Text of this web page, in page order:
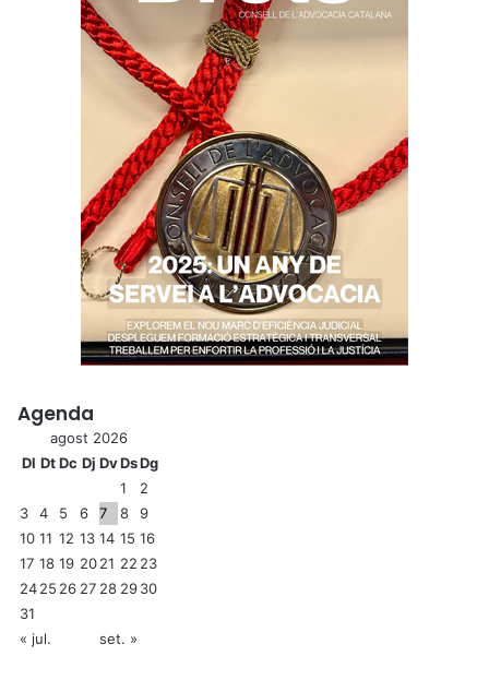
Agenda
agost 2026
Dl DtDc Dj DvDsDg
1
2
3
4 5 6 7 8
9
10 11 12 13 14 15 16
17 18 19 2021 22 23
2425 26 27 28 2930
31
« jul.
set. »